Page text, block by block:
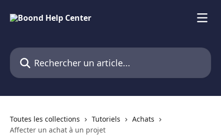
Rechercher un article...
Toutes les collections Tutoriels
Achats
Affecter un achat à un projet